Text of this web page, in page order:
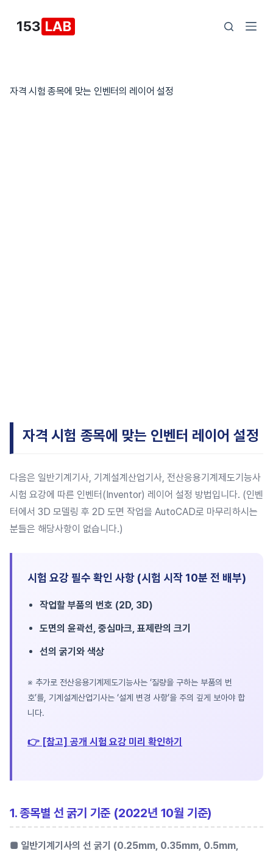
153 LAB
자격 시험 종목에 맞는 인벤터의 레이어 설정
자격 시험 종목에 맞는 인벤터 레이어 설정
다음은 일반기계기사, 기계설계산업기사, 전산응용기계제도기능사
시험 요강에 따른 인벤터(Inventor) 레이어 설정 방법입니다. (인벤
터에서 3D 모델링 후 2D 도면 작업을 AutoCAD로 마무리하시는
분들은 해당사항이 없습니다.)
시험 요강 필수 확인 사항 (시험 시작 10분 전 배부)
작업할 부품의 번호 (2D, 3D)
도면의 윤곽선, 중심마크, 표제란의 크기
선의 굵기와 색상
※ 추가로 전산응용기계제도기능사는 ‘질량을 구하는 부품의 번
호’를, 기계설계산업기사는 ‘설계 변경 사항’을 주의 깊게 보아야 합
니다.
👉 [참고] 공개 시험 요강 미리 확인하기
1. 종목별 선 굵기 기준 (2022년 10월 기준)
■ 일반기계기사의 선 굵기 (0.25mm, 0.35mm, 0.5mm,